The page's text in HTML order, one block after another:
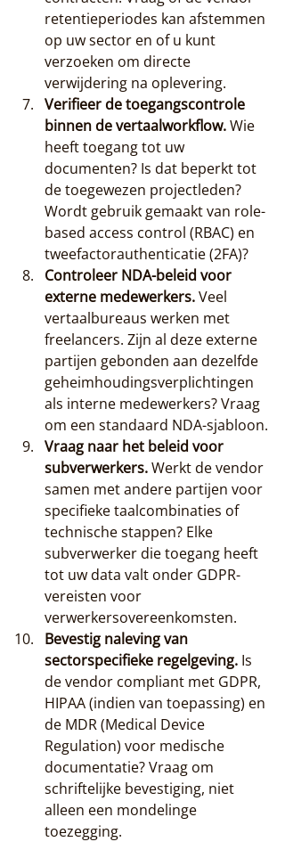
retentieperiodes kan afstemmen
op uw sector en of u kunt
verzoeken om directe
verwijdering na oplevering.
Verifieer de toegangscontrole
binnen de vertaalworkflow. Wie
heeft toegang tot uw
documenten? Is dat beperkt tot
de toegewezen projectleden?
Wordt gebruik gemaakt van role-
based access control (RBAC) en
tweefactorauthenticatie (2FA)?
Controleer NDA-beleid voor
externe medewerkers. Veel
vertaalbureaus werken met
freelancers. Zijn al deze externe
partijen gebonden aan dezelfde
geheimhoudingsverplichtingen
als interne medewerkers? Vraag
om een standaard NDA-sjabloon.
Vraag naar het beleid voor
subverwerkers. Werkt de vendor
samen met andere partijen voor
specifieke taalcombinaties of
technische stappen? Elke
subverwerker die toegang heeft
tot uw data valt onder GDPR-
vereisten voor
verwerkersovereenkomsten.
Bevestig naleving van
sectorspecifieke regelgeving. Is
de vendor compliant met GDPR,
HIPAA (indien van toepassing) en
de MDR (Medical Device
Regulation) voor medische
documentatie? Vraag om
schriftelijke bevestiging, niet
alleen een mondelinge
toezegging.